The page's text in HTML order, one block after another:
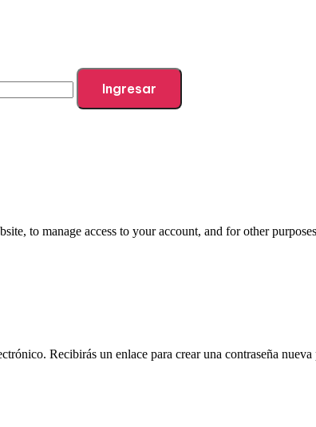
Ingresar
to manage access to your account, and for other
Recibirás un enlace para crear una contraseña